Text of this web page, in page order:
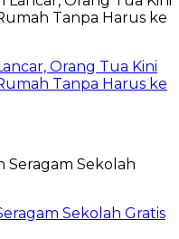
Orang Tua Kini
Tanpa Harus ke
Sekolah Gratis